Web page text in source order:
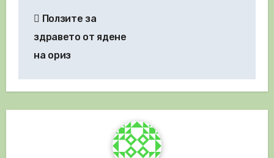
Ползите за
здравето от ядене
на ориз